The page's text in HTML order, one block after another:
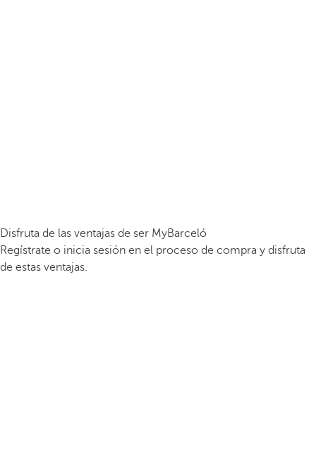
Disfruta de las ventajas de ser MyBarceló
Regístrate o inicia sesión en el proceso de compra y disfruta
de estas ventajas.